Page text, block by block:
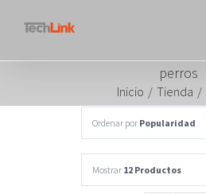
perros
Inicio / Tienda /
Ordenar por Popularidad
Mostrar 12 Productos